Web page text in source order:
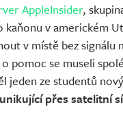
AppleInsider,
kaňonu v americkém
v místě bez signálu
pomoc se museli
jeden ze studentů nový
přes satelitní